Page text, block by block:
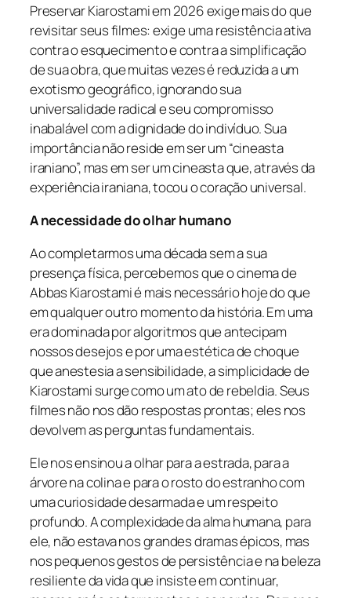
Preservar Kiarostami em 2026 exige mais do que
revisitar seus filmes: exige uma resistência ativa
contra o esquecimento e contra a simplificação
de sua obra, que muitas vezes é reduzida a um
exotismo geográfico, ignorando sua
universalidade radical e seu compromisso
inabalável com a dignidade do indivíduo. Sua
importância não reside em ser um “cineasta
iraniano”, mas em ser um cineasta que, através da
experiência iraniana, tocou o coração universal.
A necessidade do olhar humano
Ao completarmos uma década sem a sua
presença física, percebemos que o cinema de
Abbas Kiarostami é mais necessário hoje do que
em qualquer outro momento da história. Em uma
era dominada por algoritmos que antecipam
nossos desejos e por uma estética de choque
que anestesia a sensibilidade, a simplicidade de
Kiarostami surge como um ato de rebeldia. Seus
filmes não nos dão respostas prontas; eles nos
devolvem as perguntas fundamentais.
Ele nos ensinou a olhar para a estrada, para a
árvore na colina e para o rosto do estranho com
uma curiosidade desarmada e um respeito
profundo. A complexidade da alma humana, para
ele, não estava nos grandes dramas épicos, mas
nos pequenos gestos de persistência e na beleza
resiliente da vida que insiste em continuar,